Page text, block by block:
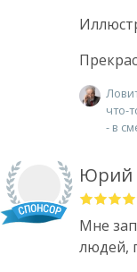
что-
- в
Юрий
Мне
людей,